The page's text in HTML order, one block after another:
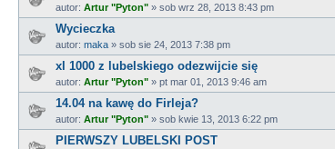
autor: Artur "Pyton" » sob wrz 28, 2013 8:43 pm
Wycieczka
autor: maka » sob sie 24, 2013 7:38 pm
xl 1000 z lubelskiego odezwijcie się
autor: Artur "Pyton" » pt mar 01, 2013 9:46 am
14.04 na kawę do Firleja?
autor: Artur "Pyton" » sob kwie 13, 2013 6:22 pm
PIERWSZY LUBELSKI POST